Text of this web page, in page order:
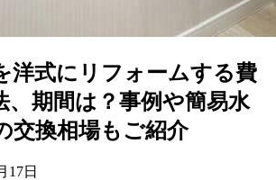
洋式にリフォームする費
、期間は？事例や簡易水
交換相場もご紹介
17日